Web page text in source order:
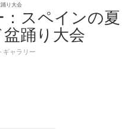
り大会
スペインの夏
踊り大会
ギャラリー